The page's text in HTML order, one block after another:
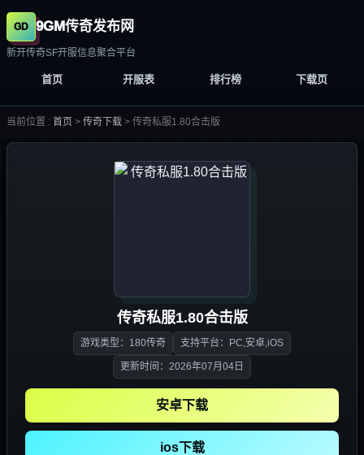
9GM传奇发布网
新开传奇SF开服信息聚合平台
首页 开服表 排行榜 下载页
当前位置 : 首页 > 传奇下载 > 传奇私服1.80合击版
传奇私服1.80合击版
游戏类型：180传奇 支持平台：PC,安卓,iOS
更新时间：2026年07月04日
安卓下载
ios下载